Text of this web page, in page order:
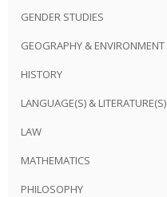
GENDER STUDIES
GEOGRAPHY & ENVIRONMENT
HISTORY
LANGUAGE(S) & LITERATURE(S)
LAW
MATHEMATICS
PHILOSOPHY